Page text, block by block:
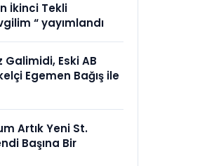
İkinci Tekli
“ yayımlandı
Galimidi, Eski AB
Egemen Bağış ile
Artık Yeni St.
Başına Bir